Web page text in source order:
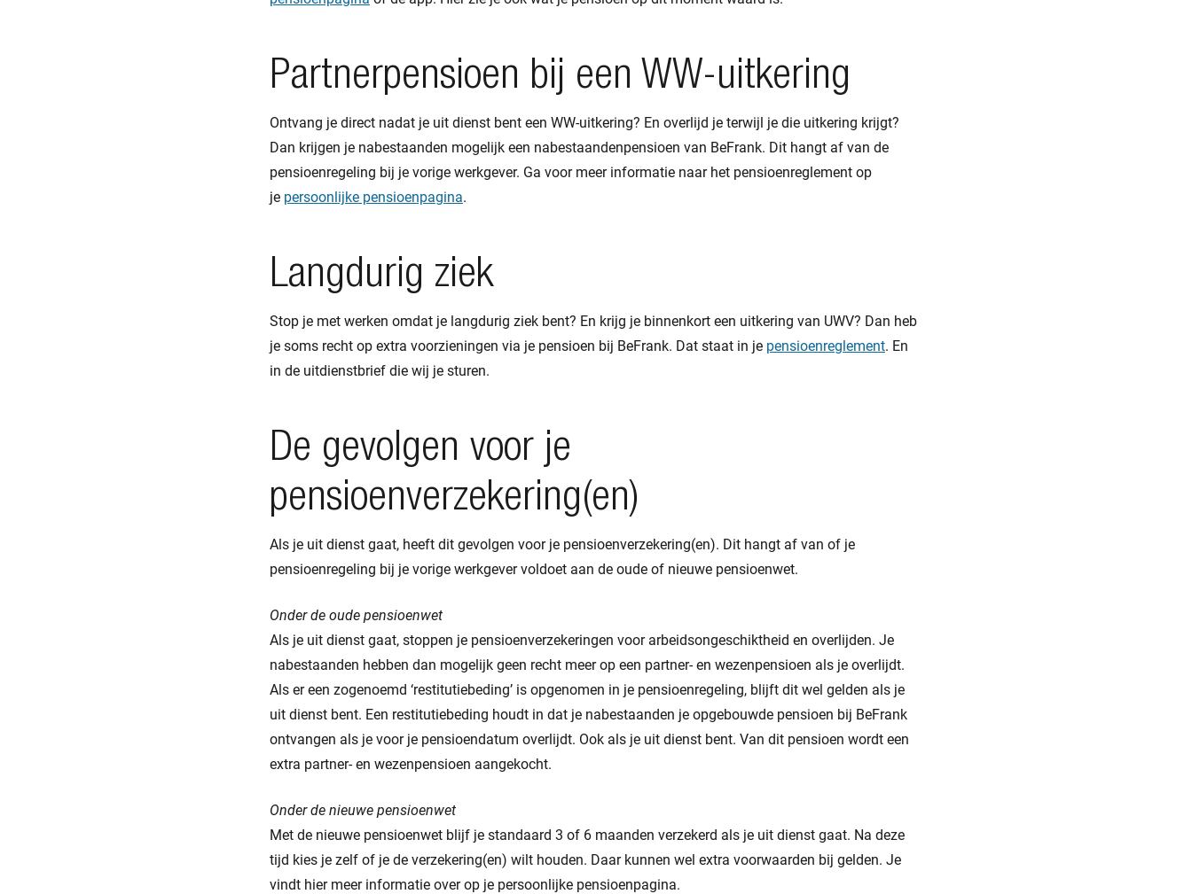
Partnerpensioen bij een WW-uitkering
Ontvang je direct nadat je uit dienst bent een WW-uitkering? En overlijd je terwijl je die uitkering krijgt?
Dan krijgen je nabestaanden mogelijk een nabestaandenpensioen van BeFrank. Dit hangt af van de
pensioenregeling bij je vorige werkgever. Ga voor meer informatie naar het pensioenreglement op
je persoonlijke pensioenpagina.
Langdurig ziek
Stop je met werken omdat je langdurig ziek bent? En krijg je binnenkort een uitkering van UWV? Dan heb
je soms recht op extra voorzieningen via je pensioen bij BeFrank. Dat staat in je pensioenreglement. En
in de uitdienstbrief die wij je sturen.
De gevolgen voor je
pensioenverzekering(en)
Als je uit dienst gaat, heeft dit gevolgen voor je pensioenverzekering(en). Dit hangt af van of je
pensioenregeling bij je vorige werkgever voldoet aan de oude of nieuwe pensioenwet.
Onder de oude pensioenwet
Als je uit dienst gaat, stoppen je pensioenverzekeringen voor arbeidsongeschiktheid en overlijden. Je
nabestaanden hebben dan mogelijk geen recht meer op een partner- en wezenpensioen als je overlijdt.
Als er een zogenoemd ‘restitutiebeding’ is opgenomen in je pensioenregeling, blijft dit wel gelden als je
uit dienst bent. Een restitutiebeding houdt in dat je nabestaanden je opgebouwde pensioen bij BeFrank
ontvangen als je voor je pensioendatum overlijdt. Ook als je uit dienst bent. Van dit pensioen wordt een
extra partner- en wezenpensioen aangekocht.
Onder de nieuwe pensioenwet
Met de nieuwe pensioenwet blijf je standaard 3 of 6 maanden verzekerd als je uit dienst gaat. Na deze
tijd kies je zelf of je de verzekering(en) wilt houden. Daar kunnen wel extra voorwaarden bij gelden. Je
vindt hier meer informatie over op je persoonlijke pensioenpagina.